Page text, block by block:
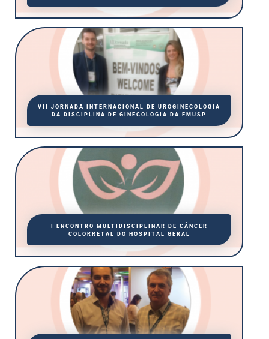
VII JORNADA INTERNACIONAL DE UROGINECOLOGIA
DA DISCIPLINA DE GINECOLOGIA DA FMUSP
I ENCONTRO MULTIDISCIPLINAR DE CÂNCER
COLORRETAL DO HOSPITAL GERAL